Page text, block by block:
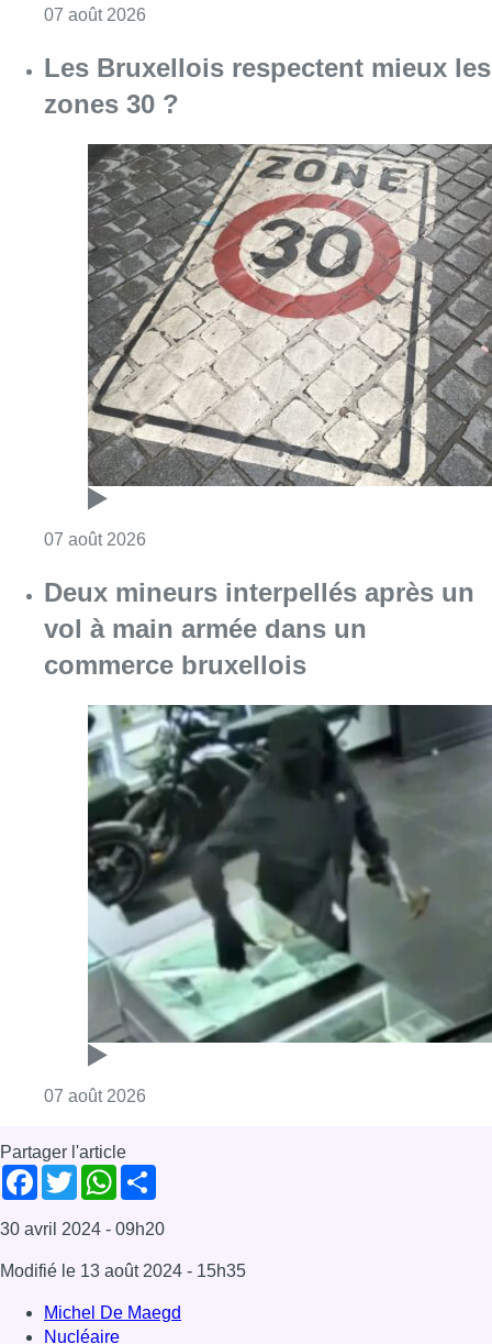
07 août 2026Consulter l'article "Les Bruxellois
Deux mineurs interpellés après un
vol à main armée dans un
commerce bruxellois
07 août 2026Consulter l'article "Deux mineurs
Partager l'article
Facebook
TwitterWhatsApp
Share
30 avril 2024 - 09h20
13 août 2024- 15h35
Michel De Maegd
Nucléaire
Bonjour Bruxelles
News
Offres d’emploi